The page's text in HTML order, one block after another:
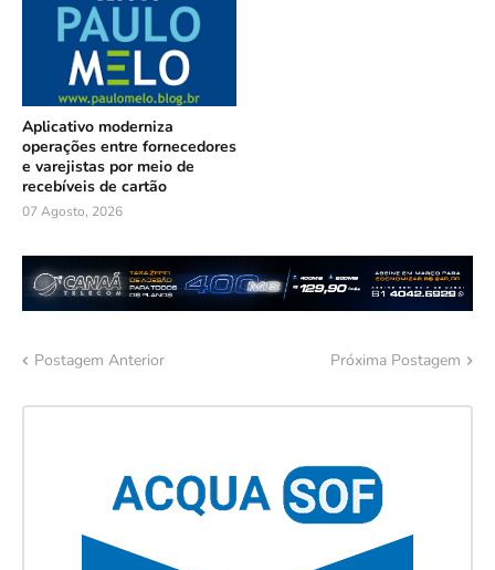
Aplicativo moderniza
operações entre fornecedores
e varejistas por meio de
recebíveis de cartão
07 Agosto, 2026
Postagem Anterior Próxima Postagem